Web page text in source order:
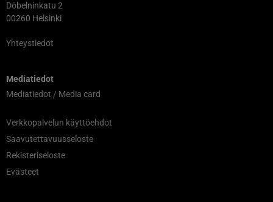
Döbelninkatu 2
00260 Helsinki
Yhteystiedot
Mediatiedot
Mediatiedot / Media card
Verkkopalvelun käyttöehdot
Saavutettavuusseloste
Rekisteriseloste
Evästeet